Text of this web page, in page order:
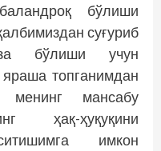
бўлиши
суғуриб
бўлиши учун
топганимдан
менинг мансабу
ҳақ-ҳуқуқини
имкон